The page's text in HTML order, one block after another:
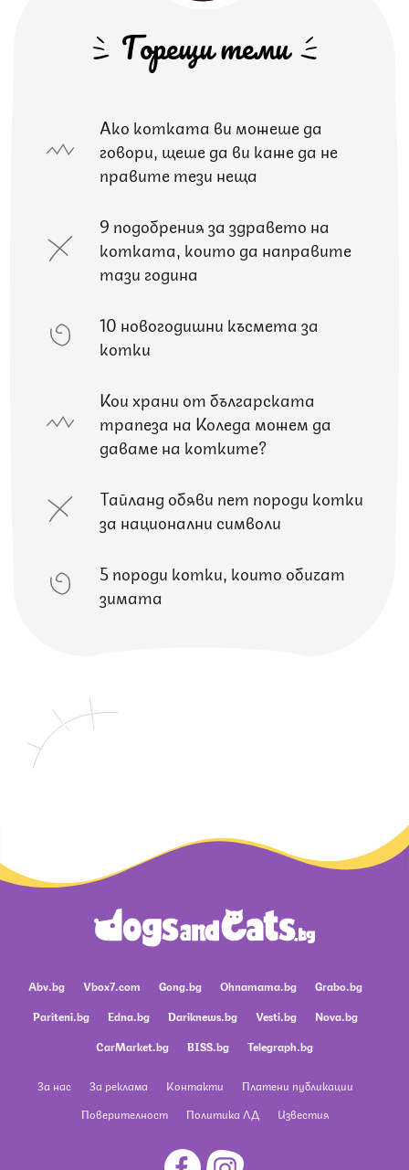
Горещи теми
Ако котката ви можеше да
говори, щеше да ви каже да не
правите тези неща
9 подобрения за здравето на
котката, които да направите
тази година
10 новогодишни късмета за
котки
Кои храни от българската
трапеза на Коледа можем да
даваме на котките?
Тайланд обяви пет породи котки
за национални символи
5 породи котки, които обичат
зимата
Abv.bg Vbox7.com Gong.bg Ohnamama.bg
Grabo.bg
Pariteni.bg
Edna.bg Dariknews.bg Vesti.bg
Nova.bg
CarMarket.bg
BISS.bg Telegraph.bg
За нас За реклама Контакти
Платени публикации
Поверителност
Политика ЛД Известия